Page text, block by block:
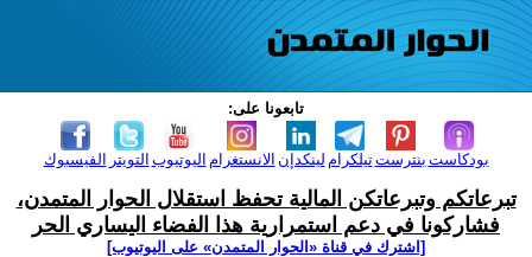
تابعونا على:
الفيسبوك التويتر اليوتيوب الانستغرام لينكدإن تيلكرامبنترست بودكاست
تبرعاتكم وتبرعاتكن المالية تحفظ استقلال الحوار المتمدن،
فشاركونا في دعم استمرارية هذا الفضاء اليساري الحر
[اشترك في قناة ‫«الحوار المتمدن» على اليوتيوب]